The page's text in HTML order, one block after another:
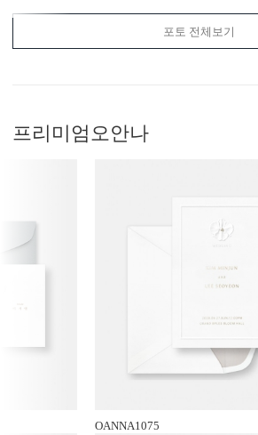
포토 전체보기
프리미엄오안나
OANNA1075